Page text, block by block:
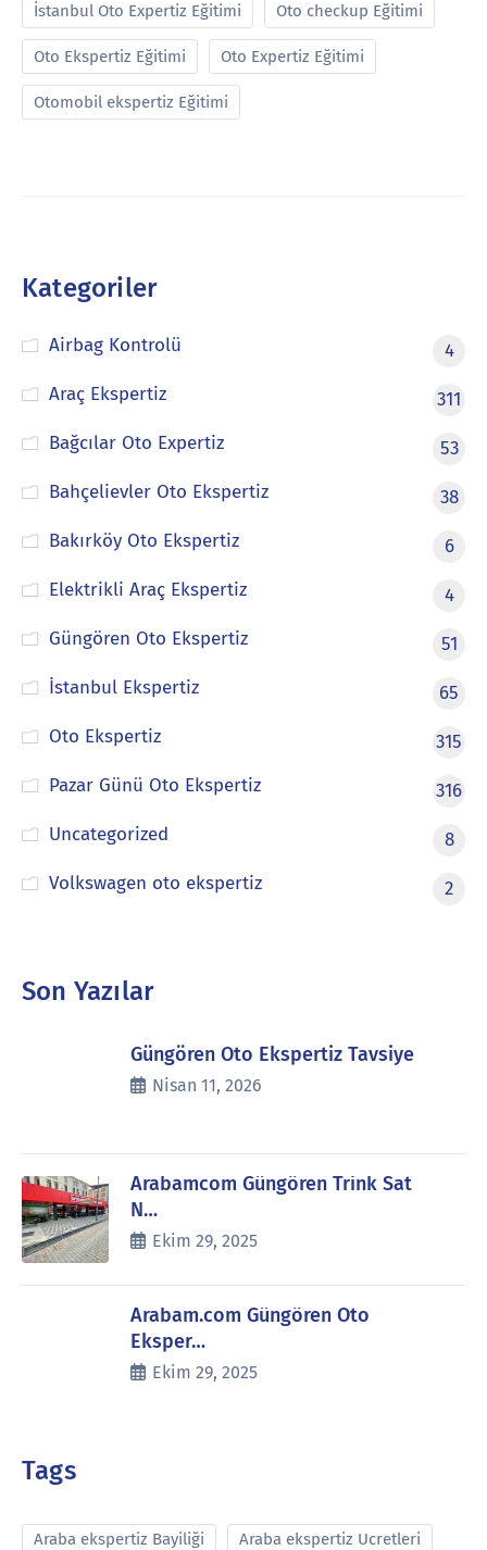
İstanbul Oto Expertiz Eğitimi Oto checkup Eğitimi
Oto Ekspertiz Eğitimi Oto Expertiz Eğitimi
Otomobil ekspertiz Eğitimi
Kategoriler
Airbag Kontrolü
4
Araç Ekspertiz
311
Bağcılar Oto Expertiz
53
Bahçelievler Oto Ekspertiz
38
Bakırköy Oto Ekspertiz
6
Elektrikli Araç Ekspertiz
4
Güngören Oto Ekspertiz
51
İstanbul Ekspertiz
65
Oto Ekspertiz
315
Pazar Günü Oto Ekspertiz
316
Uncategorized
8
Volkswagen oto ekspertiz
2
Son Yazılar
Güngören Oto Ekspertiz Tavsiye
Nisan 11, 2026
Arabamcom Güngören Trink Sat
N…
Ekim 29, 2025
Arabam.com Güngören Oto
Eksper…
Ekim 29, 2025
Tags
Araba ekspertiz Bayiliği Araba ekspertiz Ucretleri